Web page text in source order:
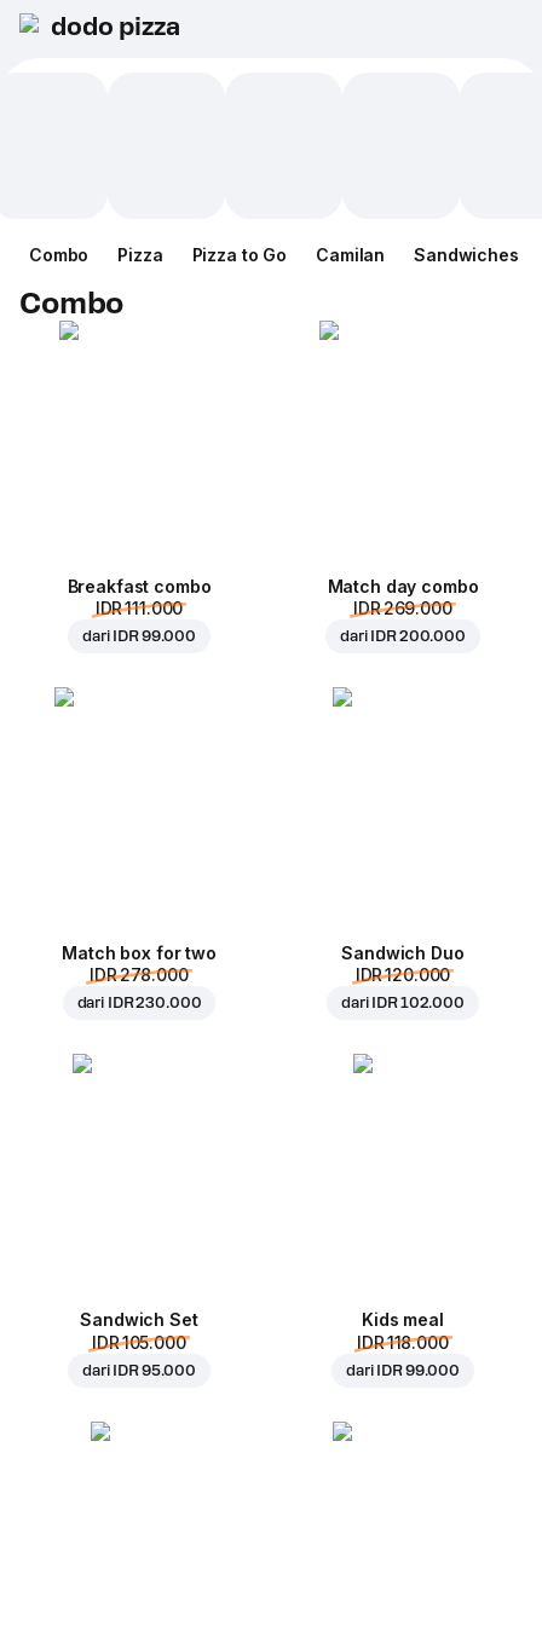
dodo pizza
Combo Pizza Pizza to Go Camilan Sandwiches
Combo
Breakfast combo
IDR 111.000
dari IDR 99.000
Match day combo
IDR 269.000
dari IDR 200.000
Match box for two
IDR 278.000
dari IDR 230.000
Sandwich Duo
IDR 120.000
dari IDR 102.000
Sandwich Set
IDR 105.000
dari IDR 95.000
Kids meal
IDR 118.000
dari IDR 99.000